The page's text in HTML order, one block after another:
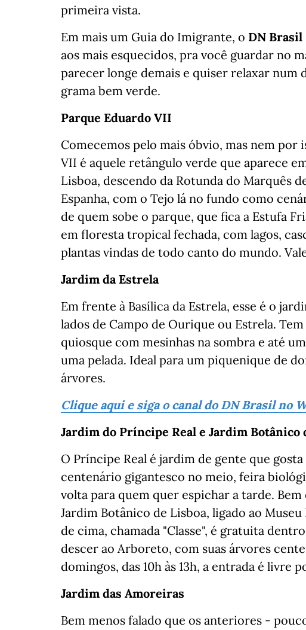
primeira vista.
Em mais um Guia do Imigrante, o DN Brasil
aos mais esquecidos, pra você guardar no
parecer longe demais e quiser relaxar num
grama bem verde.
Parque Eduardo VII
Comecemos pelo mais óbvio, mas nem por
VII é aquele retângulo verde que aparece
Lisboa, descendo da Rotunda do Marquês
Espanha, com o Tejo lá no fundo como
de quem sobe o parque, que fica a Estufa
em floresta tropical fechada, com lagos,
plantas vindas de todo canto do mundo.
Jardim da Estrela
Em frente à Basílica da Estrela, esse é o
lados de Campo de Ourique ou Estrela.
quiosque com mesinhas na sombra e até
uma pelada. Ideal para um piquenique de
árvores.
Clique aqui e siga o canal do DN Brasil no
Jardim do Príncipe Real e Jardim Botânico
O Príncipe Real é jardim de gente que
centenário gigantesco no meio, feira
volta para quem quer espichar a tarde.
Jardim Botânico de Lisboa, ligado ao
de cima, chamada "Classe", é gratuita
descer ao Arboreto, com suas árvores
domingos, das 10h às 13h, a entrada é livre
Jardim das Amoreiras
Bem menos falado que os anteriores -